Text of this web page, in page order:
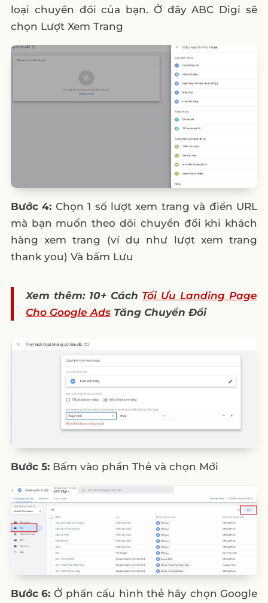
loại chuyển đổi của bạn. Ở đây ABC Digi sẽ
chọn Lượt Xem Trang
Bước 4: Chọn 1 số lượt xem trang và điền URL
mà bạn muốn theo dõi chuyển đổi khi khách
hàng xem trang (ví dụ như lượt xem trang
thank you) Và bấm Lưu
Xem thêm: 10+ Cách Tối Ưu Landing Page
Cho Google AdsTăng Chuyển Đổi
Bước 5:Bấm vào phần Thẻ và chọn Mới
Bước 6: Ở phần cấu hình thẻ hãy chọn Google